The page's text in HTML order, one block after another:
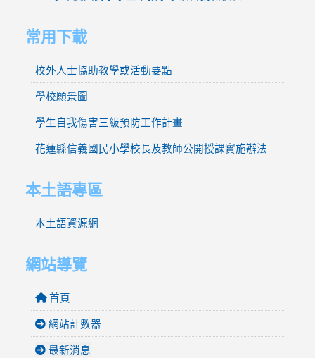
常用下載
校外人士協助教學或活動要點
學校願景圖
學生自我傷害三級預防工作計畫
花蓮縣信義國民小學校長及教師公開授課實施辦法
本土語專區
本土語資源網
網站導覽
首頁
網站計數器
最新消息